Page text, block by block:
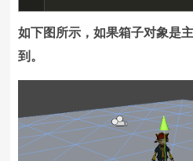
如下图所示，如果箱子对象是
到。